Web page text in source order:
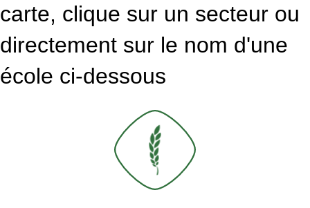
carte, clique sur un secteur ou
directement sur le nom d'une
école ci-dessous